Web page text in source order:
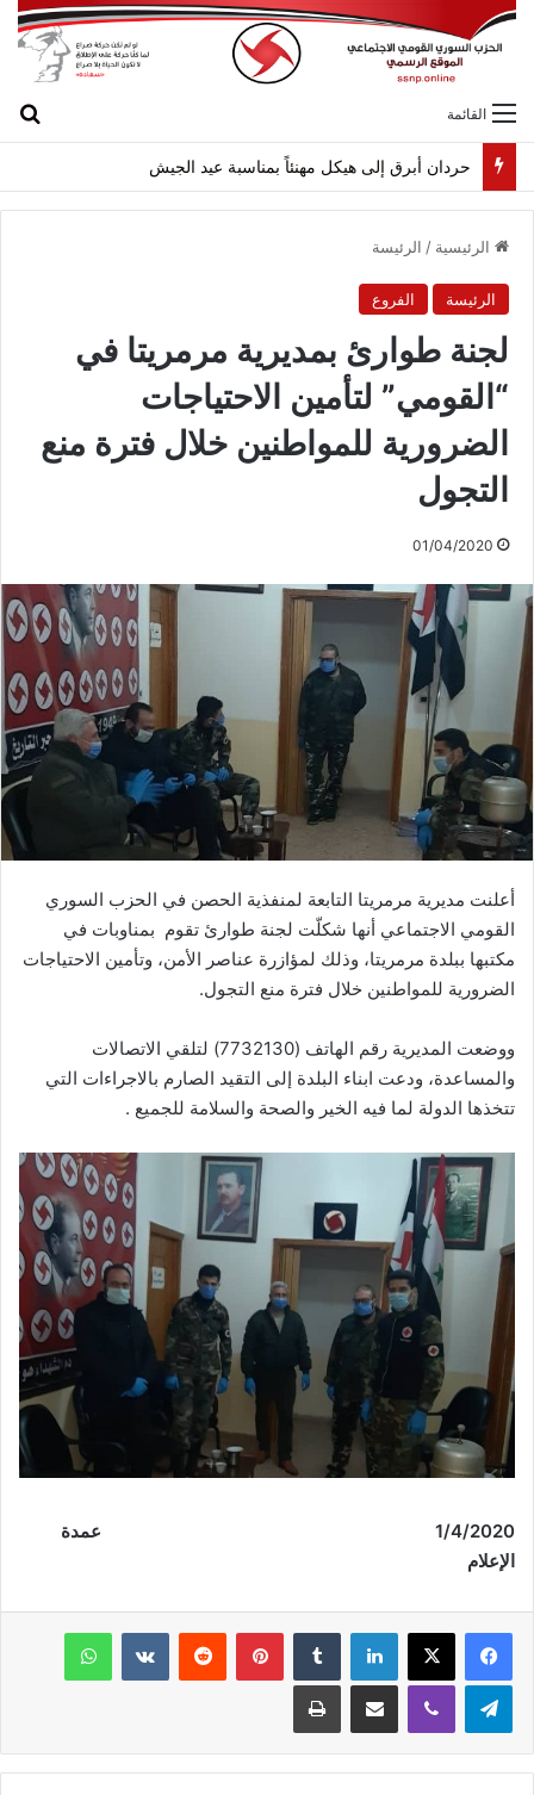
القائمة
حردان أبرق إلى هيكل مهنئاً بمناسبة عيد الجيش
الرئيسية / الرئيسة
الرئيسة الفروع
لجنة طوارئ بمديرية مرمريتا في
“القومي” لتأمين الاحتياجات
الضرورية للمواطنين خلال فترة منع
التجول
01/04/2020
أعلنت مديرية مرمريتا التابعة لمنفذية الحصن في الحزب السوري
القومي الاجتماعي أنها شكلّت لجنة طوارئ تقوم بمناوبات في
مكتبها ببلدة مرمريتا، وذلك لمؤازرة عناصر الأمن، وتأمين الاحتياجات
الضرورية للمواطنين خلال فترة منع التجول.
ووضعت المديرية رقم الهاتف (7732130) لتلقي الاتصالات
والمساعدة، ودعت ابناء البلدة إلى التقيد الصارم بالاجراءات التي
تتخذها الدولة لما فيه الخير والصحة والسلامة للجميع .
1/4/2020
عمدة
الإعلام
فيسبوك لينكدإن بينتيريست